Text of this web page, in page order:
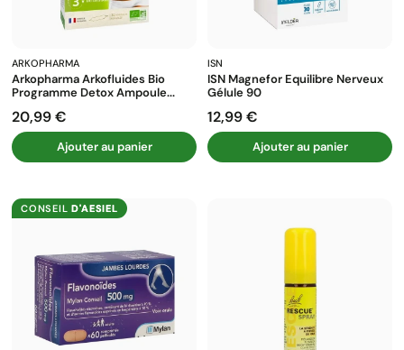
ARKOPHARMA
Arkopharma Arkofluides Bio
Programme Detox Ampoule...
Prix
20,99 €
Ajouter au panier
ISN
ISN Magnefor Equilibre Nerveux
Gélule 90
Prix
12,99 €
Ajouter au panier
CONSEILD'AESIEL